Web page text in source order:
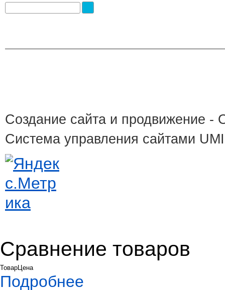
Создание сайта и продвижение -
Система управления сайтами
Сравнение товаров
ТоварЦена
Подробнее